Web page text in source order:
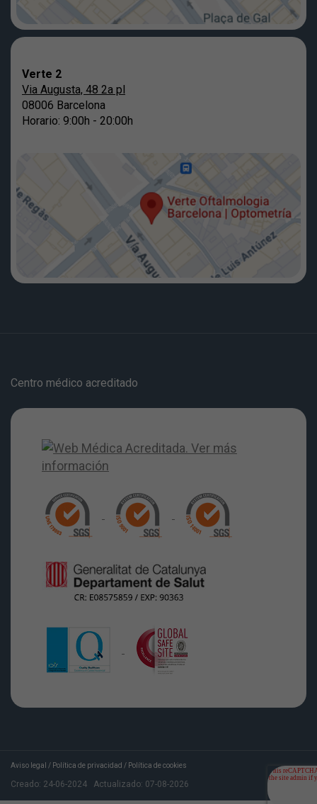
Verte 2
Via Augusta, 48 2a pl
08006 Barcelona
Horario: 9:00h - 20:00h
Centro médico acreditado
Aviso legal / Política de privacidad / Política de cookies
Creado: 24-06-2024 Actualizado: 07-08-2026